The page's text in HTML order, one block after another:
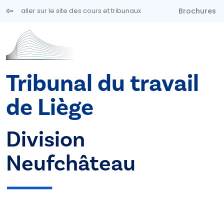
Aller au contenu principal
aller sur le site des cours et tribunaux Brochures
Tribunal du travail
de Liège
Division
Neufchâteau